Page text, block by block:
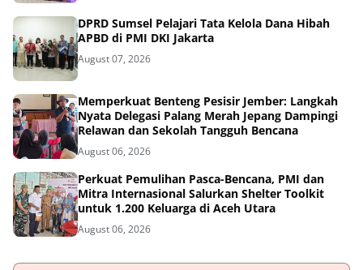
DPRD Sumsel Pelajari Tata Kelola Dana Hibah
APBD di PMI DKI Jakarta
August 07, 2026
Memperkuat Benteng Pesisir Jember: Langkah
Nyata Delegasi Palang Merah Jepang Dampingi
Relawan dan Sekolah Tangguh Bencana
August 06, 2026
Perkuat Pemulihan Pasca-Bencana, PMI dan
Mitra Internasional Salurkan Shelter Toolkit
untuk 1.200 Keluarga di Aceh Utara
August 06, 2026